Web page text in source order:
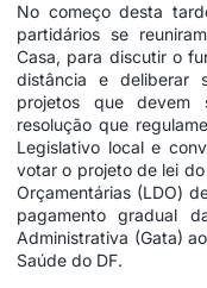
No começo desta
partidários se
Casa, para discutir o
distância e deliberar
projetos que devem
resolução que
Legislativo local e
votar o projeto de lei
Orçamentárias (LDO)
pagamento gradual
Administrativa (Gata)
Saúde do DF.